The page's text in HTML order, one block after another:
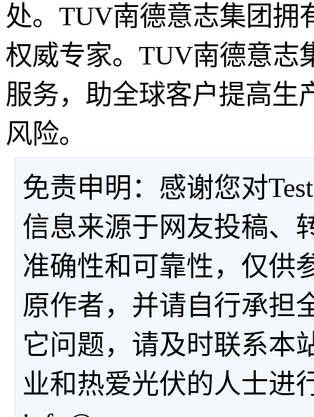
处。TUV南德意志集团拥
权威专家。TUV南德意志
服务，助全球客户提高生
风险。
免责申明：感谢您对
信息来源于网友投稿、
准确性和可靠性，仅供
原作者，并请自行承担
它问题，请及时联系本
业和热爱光伏的人士进